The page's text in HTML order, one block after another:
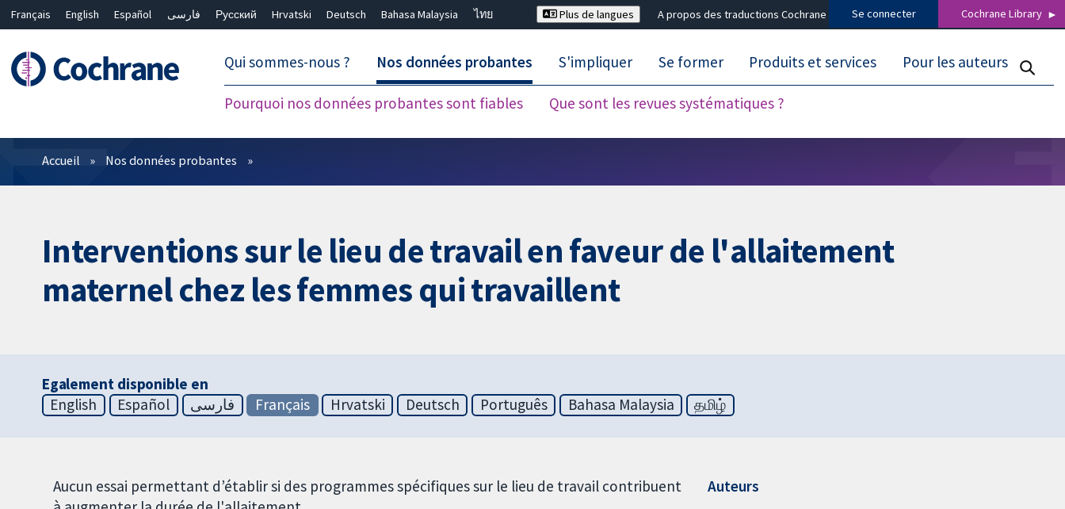
Français English Español فارسی Русский Hrvatski Deutsch Bahasa Malaysia
ไทย
Plus de langues A propos des traductions Cochrane Se connecter Cochrane Library
Qui sommes-nous ? Nos données probantes
Pourquoi nos données probantes sont fiables Que sont les revues systématiques ?
S'impliquer Se former Produits et services Pour les auteurs
Filtres
Accueil Nos données probantes
Interventions sur le lieu de travail en faveur de l'allaitement
maternel chez les femmes qui travaillent
Egalement disponible en
English
Español فارسی Français Hrvatski Deutsch Português Bahasa Malaysia தமிழ்
Aucun essai permettant d’établir si des programmes spécifiques sur le lieu de travail contribuent
Auteurs